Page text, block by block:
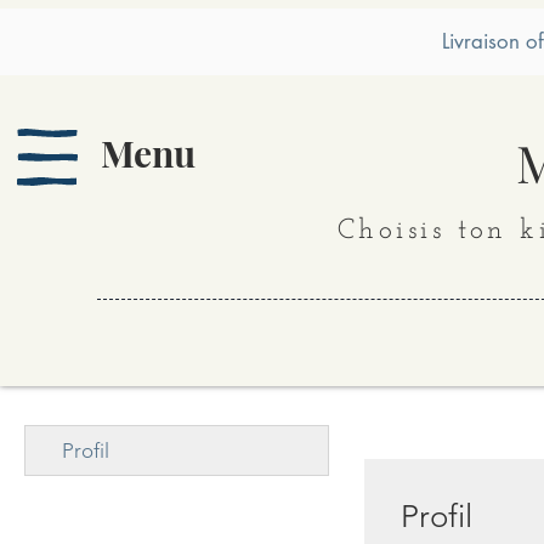
Livraison
Menu
Choisis ton
Profil
Profil